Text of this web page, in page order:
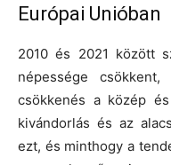
Európai Unióban
2010 és 2021 között
népessége
csökkenés a közép
kivándorlás és az
ezt, és minthogy a